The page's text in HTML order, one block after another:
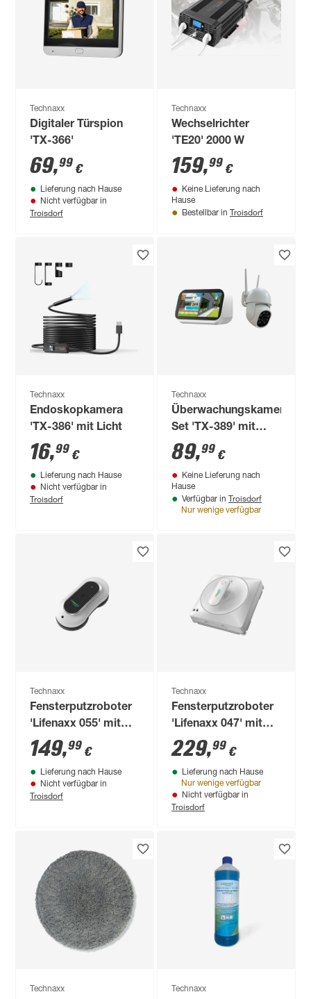
Technaxx
Digitaler Türspion
'TX-366'
69,99 €
Lieferung nach Hause
Nicht verfügbar in
Troisdorf
Technaxx
Wechselrichter
'TE20' 2000 W
159,99 €
Keine Lieferung nach
Hause
Bestellbar in Troisdorf
Technaxx
Endoskopkamera
'TX-386' mit Licht
16,99 €
Lieferung nach Hause
Nicht verfügbar in
Troisdorf
Technaxx
Überwachungskamera-
Set 'TX-389' mit
Touchscreen
89,99 €
Keine Lieferung nach
Hause
Verfügbar in Troisdorf
Nur wenige verfügbar
Technaxx
Fensterputzroboter
'Lifenaxx 055' mit
Fernbedienung
149,99 €
Lieferung nach Hause
Nicht verfügbar in
Troisdorf
Technaxx
Fensterputzroboter
'Lifenaxx 047' mit
Fernbedienung
229,99 €
Lieferung nach Hause
Nur wenige verfügbar
Nicht verfügbar in
Troisdorf
Technaxx Technaxx